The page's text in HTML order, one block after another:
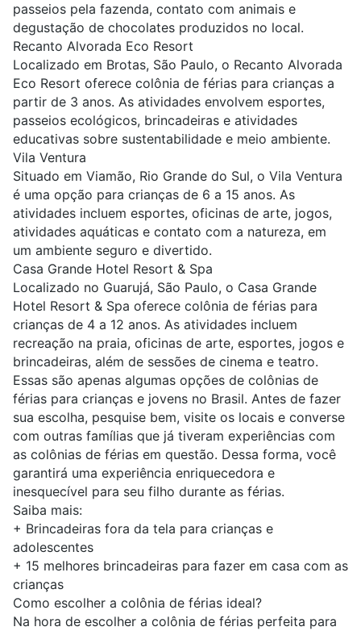
passeios pela fazenda, contato com animais e
degustação de chocolates produzidos no local.
Recanto Alvorada Eco Resort
Localizado em Brotas, São Paulo, o Recanto Alvorada
Eco Resort oferece colônia de férias para crianças a
partir de 3 anos. As atividades envolvem esportes,
passeios ecológicos, brincadeiras e atividades
educativas sobre sustentabilidade e meio ambiente.
Vila Ventura
Situado em Viamão, Rio Grande do Sul, o Vila Ventura
é uma opção para crianças de 6 a 15 anos. As
atividades incluem esportes, oficinas de arte, jogos,
atividades aquáticas e contato com a natureza, em
um ambiente seguro e divertido.
Casa Grande Hotel Resort & Spa
Localizado no Guarujá, São Paulo, o Casa Grande
Hotel Resort & Spa oferece colônia de férias para
crianças de 4 a 12 anos. As atividades incluem
recreação na praia, oficinas de arte, esportes, jogos e
brincadeiras, além de sessões de cinema e teatro.
Essas são apenas algumas opções de colônias de
férias para crianças e jovens no Brasil. Antes de fazer
sua escolha, pesquise bem, visite os locais e converse
com outras famílias que já tiveram experiências com
as colônias de férias em questão. Dessa forma, você
garantirá uma experiência enriquecedora e
inesquecível para seu filho durante as férias.
Saiba mais:
+ Brincadeiras fora da tela para crianças e
adolescentes
+ 15 melhores brincadeiras para fazer em casa com as
crianças
Como escolher a colônia de férias ideal?
Na hora de escolher a colônia de férias perfeita para